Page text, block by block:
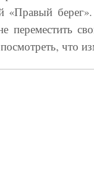
«Правый
переместить
что